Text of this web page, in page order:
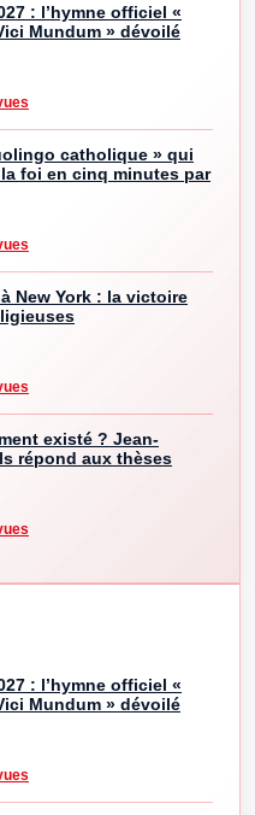
: l’hymne officiel «
Mundum » dévoilé
catholique » qui
foi en cinq minutes par
New York : la victoire
existé ? Jean-
répond aux thèses
: l’hymne officiel «
Mundum » dévoilé